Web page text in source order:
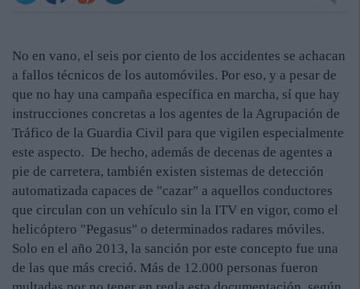
No en vano, el seis por ciento de los accidentes se achacan
a fallos técnicos de los automóviles. Por eso, y a pesar de
que no hay una campaña específica en marcha, sí que hay
instrucciones concretas a los agentes de la Agrupación de
Tráfico de la Guardia Civil para que vigilen especialmente
este aspecto. De hecho, además de decenas de agentes a
pie de carretera, también existen sistemas de detección
automatizada capaces de "cazar" a aquellos conductores
que circulan con un vehículo sin la ITV en vigor, como el
helicóptero "Pegasus" o determinados radares móviles.
Solo en el año 2013, la sanción por este concepto fue una
de las que más creció. Más de 12.000 personas fueron